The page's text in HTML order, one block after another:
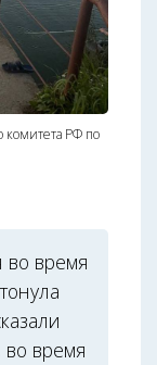
комитета РФ по
во время
во время